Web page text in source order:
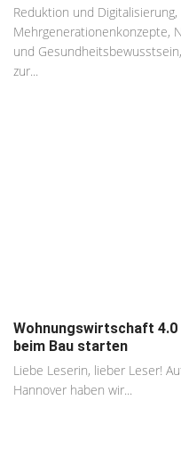
Reduktion und Digitalisierung,
Mehrgenerationenkonzepte,
und
zur...
Wohnungswirtschaft 4.0
beim Bau starten
Liebe Leserin, lieber Leser!
Hannover haben wir...